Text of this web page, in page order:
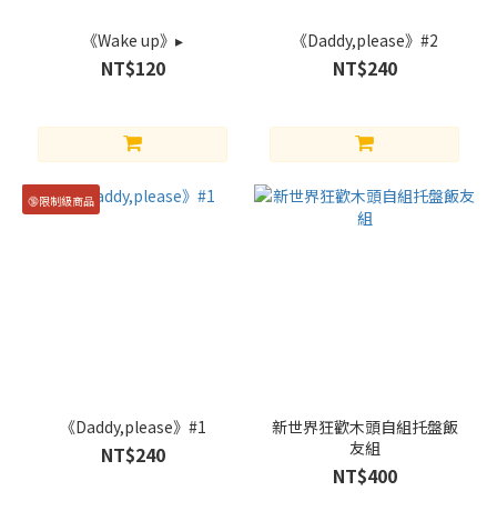
《Wake up》▸
NT$120
《Daddy,please》#2
NT$240
🔞限制級商品
《Daddy,please》#1
NT$240
新世界狂歡木頭自組托盤飯
友組
NT$400